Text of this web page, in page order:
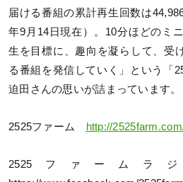
届ける番組の累計再生回数は
年9月14日現在）。10分ほどのミ
生を目標に、趣向を凝らして、受
る番組を発信していく」という「
迫田さんの思いが詰まっています。
2525ファーム http://
2525ファームラジ